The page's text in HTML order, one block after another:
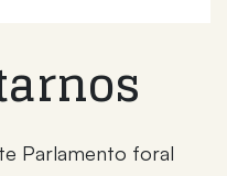
Parlamento foral